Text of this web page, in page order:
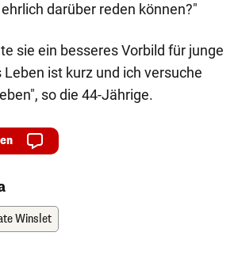
darüber reden können?"
sie ein besseres Vorbild für junge
Leben ist kurz und ich versuche
so die 44-Jährige.
Winslet